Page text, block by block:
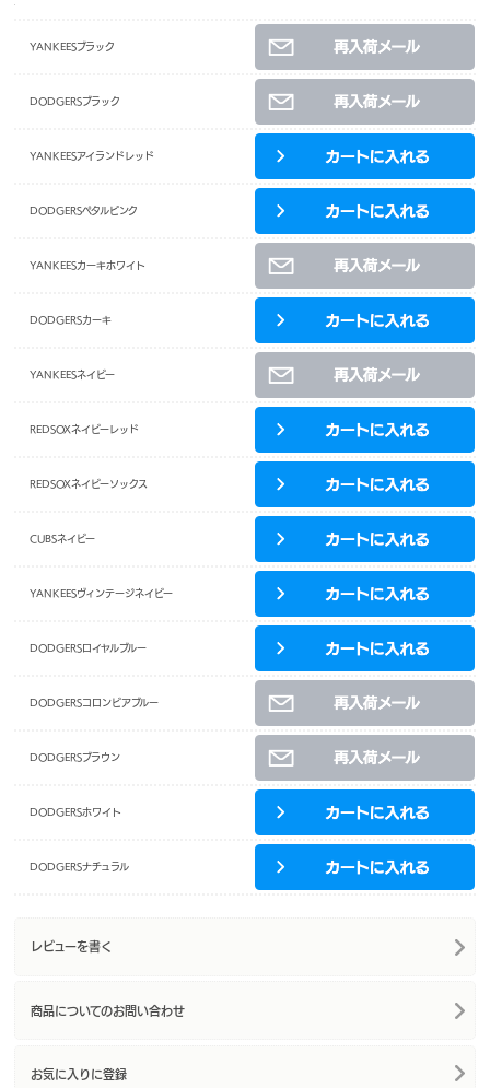
YANKEESブラック
DODGERSブラック
YANKEESアイランドレッド
DODGERSペタルピンク
YANKEESカーキホワイト
DODGERSカーキ
YANKEESネイビー
REDSOXネイビーレッド
REDSOXネイビーソックス
CUBSネイビー
YANKEESヴィンテージネイビー
DODGERSロイヤルブルー
DODGERSコロンビアブルー
DODGERSブラウン
DODGERSホワイト
DODGERSナチュラル
レビューを書く
商品についてのお問い合わせ
お気に入りに登録